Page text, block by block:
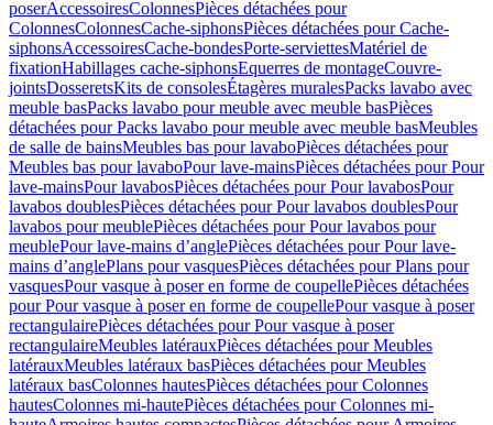
poserAccessoiresColonnesPièces détachées pour
ColonnesColonnesCache-siphonsPièces détachées pour Cache-
siphonsAccessoiresCache-bondesPorte-serviettesMatériel de
fixationHabillages cache-siphonsEquerres de montageCouvre-
jointsDosseretsKits de consolesÉtagères muralesPacks lavabo avec
meuble basPacks lavabo pour meuble avec meuble basPièces
détachées pour Packs lavabo pour meuble avec meuble basMeubles
de salle de bainsMeubles bas pour lavaboPièces détachées pour
Meubles bas pour lavaboPour lave-mainsPièces détachées pour Pour
lave-mainsPour lavabosPièces détachées pour Pour lavabosPour
lavabos doublesPièces détachées pour Pour lavabos doublesPour
lavabos pour meublePièces détachées pour Pour lavabos pour
meublePour lave-mains d’anglePièces détachées pour Pour lave-
mains d’anglePlans pour vasquesPièces détachées pour Plans pour
vasquesPour vasque à poser en forme de coupellePièces détachées
pour Pour vasque à poser en forme de coupellePour vasque à poser
rectangulairePièces détachées pour Pour vasque à poser
rectangulaireMeubles latérauxPièces détachées pour Meubles
latérauxMeubles latéraux basPièces détachées pour Meubles
latéraux basColonnes hautesPièces détachées pour Colonnes
hautesColonnes mi-hautePièces détachées pour Colonnes mi-